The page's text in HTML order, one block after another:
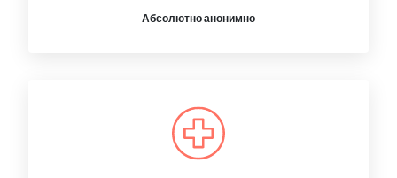
Абсолютно анонимно